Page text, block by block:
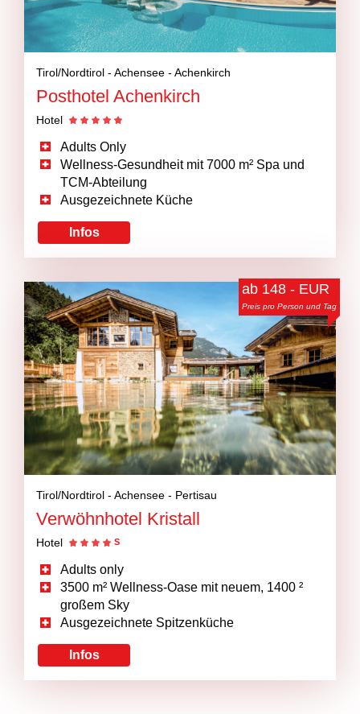
Tirol/Nordtirol - Achensee - Achenkirch
Posthotel Achenkirch
Hotel
Adults Only
Wellness-Gesundheit mit 7000 m² Spa und
TCM-Abteilung
Ausgezeichnete Küche
Infos
ab 148 - EUR
Preis pro Person und Tag
Tirol/Nordtirol - Achensee - Pertisau
Verwöhnhotel Kristall
Hotel S
Adults only
3500 m² Wellness-Oase mit neuem, 1400 ²
großem Sky
Ausgezeichnete Spitzenküche
Infos